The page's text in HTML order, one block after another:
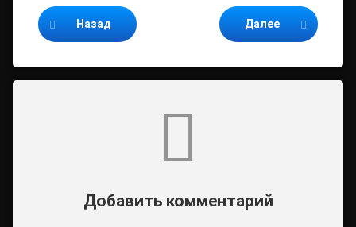
Назад Далее
Добавить комментарий